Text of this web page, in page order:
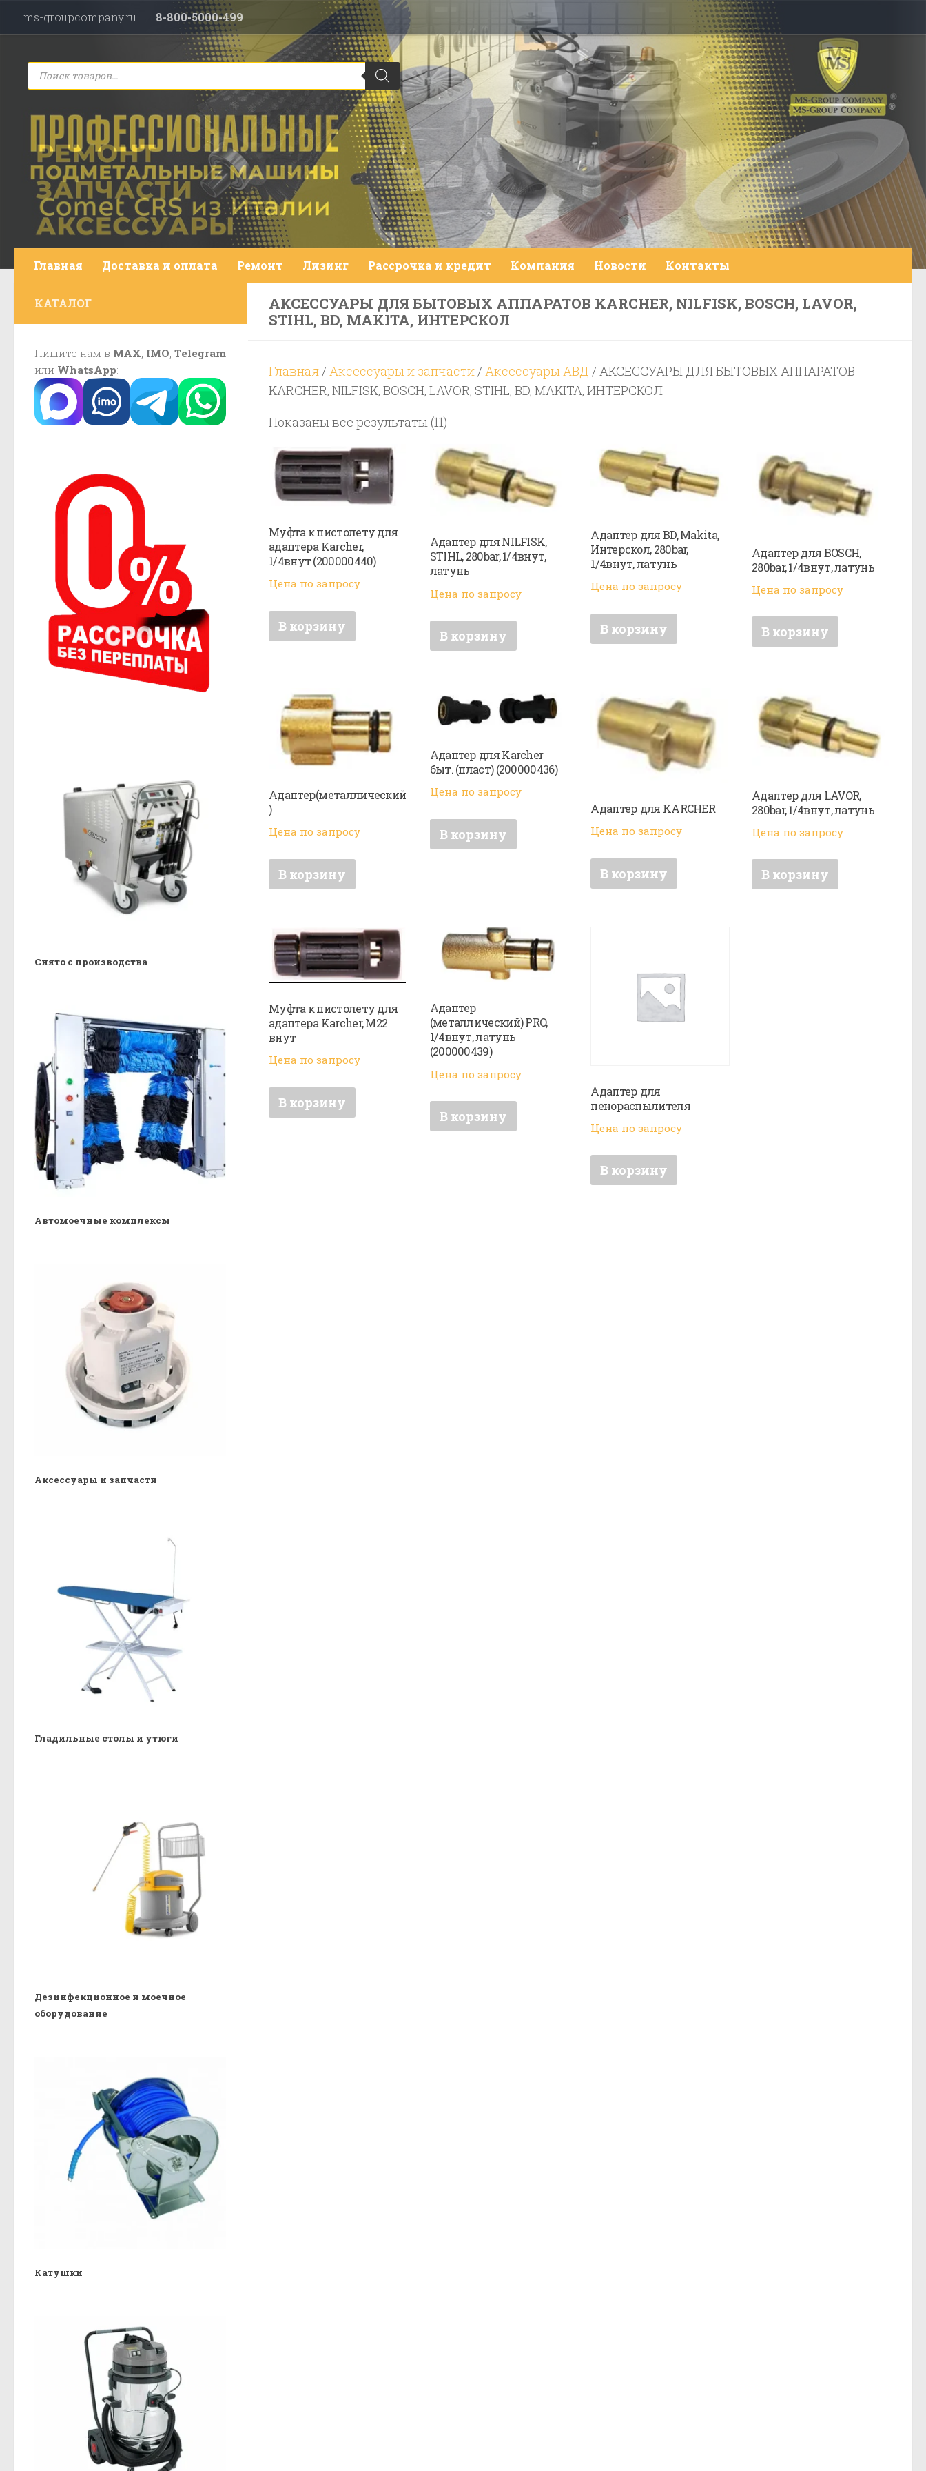
Перейти к содержимому
ms-groupcompany.ru 8-800-5000-499
Поиск
товаров
Главная Доставка и оплата Ремонт Лизинг Рассрочка и кредит Компания Новости Контакты
АКСЕССУАРЫ ДЛЯ БЫТОВЫХ АППАРАТОВ KARCHER, NILFISK, BOSCH, LAVOR,
STIHL, BD, MAKITA, ИНТЕРСКОЛ
Главная / Аксессуары и запчасти / Аксессуары АВД / АКСЕССУАРЫ ДЛЯ БЫТОВЫХ АППАРАТОВ
KARCHER, NILFISK, BOSCH, LAVOR, STIHL, BD, MAKITA, ИНТЕРСКОЛ
Показаны все результаты (11)
возрастанию
Муфта к пистолету для
адаптера Karcher,
1/4внут (200000440)
Цена по запросу
В корзину
Адаптер для NILFISK,
STIHL, 280bar, 1/4внут,
латунь
Цена по запросу
В корзину
Адаптер для BD, Makita,
Интерскол, 280bar,
1/4внут, латунь
Цена по запросу
В корзину
Адаптер для BOSCH,
280bar, 1/4внут, латунь
Цена по запросу
В корзину
Адаптер(металлический
)
Цена по запросу
В корзину
Адаптер для Karcher
быт. (пласт) (200000436)
Цена по запросу
В корзину
Адаптер для KARCHER
Цена по запросу
В корзину
Адаптер для LAVOR,
280bar, 1/4внут, латунь
Цена по запросу
В корзину
Муфта к пистолету для
адаптера Karcher, M22
внут
Цена по запросу
В корзину
Адаптер
(металлический) PRO,
1/4внут, латунь
(200000439)
Цена по запросу
В корзину
Адаптер для
пенораспылителя
Цена по запросу
В корзину
КАТАЛОГ
Пишите нам в MAX IMO Telegram
или WhatsApp:
Снято с производства
Автомоечные комплексы
Аксессуары и запчасти
Гладильные столы и утюги
Дезинфекционное и моечное
оборудование
Катушки